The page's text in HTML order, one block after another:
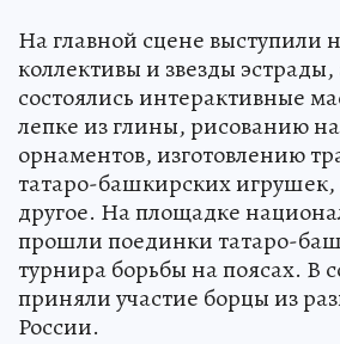
На главной сцене выступили
коллективы и звезды
состоялись интерактивные
лепке из глины, рисованию
орнаментов, изготовлению
татаро-башкирских игрушек,
другое. На площадке
прошли поединки татаро-
турнира борьбы на поясах. В
приняли участие борцы из
России.